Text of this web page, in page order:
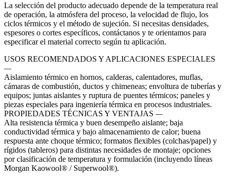
La selección del producto adecuado depende de la temperatura real
de operación, la atmósfera del proceso, la velocidad de flujo, los
ciclos térmicos y el método de sujeción. Si necesitas densidades,
espesores o cortes específicos, contáctanos y te orientamos para
especificar el material correcto según tu aplicación.
USOS RECOMENDADOS Y APLICACIONES ESPECIALES
—
Aislamiento térmico en hornos, calderas, calentadores, muflas,
cámaras de combustión, ductos y chimeneas; envoltura de tuberías y
equipos; juntas aislantes y ruptura de puentes térmicos; paneles y
piezas especiales para ingeniería térmica en procesos industriales.
PROPIEDADES TÉCNICAS Y VENTAJAS —
Alta resistencia térmica y buen desempeño aislante; baja
conductividad térmica y bajo almacenamiento de calor; buena
respuesta ante choque térmico; formatos flexibles (colchas/papel) y
rígidos (tableros) para distintas necesidades de montaje; opciones
por clasificación de temperatura y formulación (incluyendo líneas
Morgan Kaowool® / Superwool®).